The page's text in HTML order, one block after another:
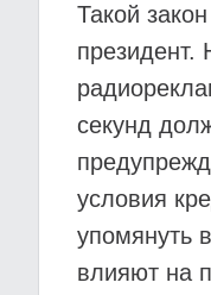
Такой
президент.
секунд
условия
упомянуть
влияют на